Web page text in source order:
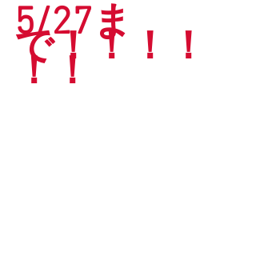
5/27ま
で！！！！
！！